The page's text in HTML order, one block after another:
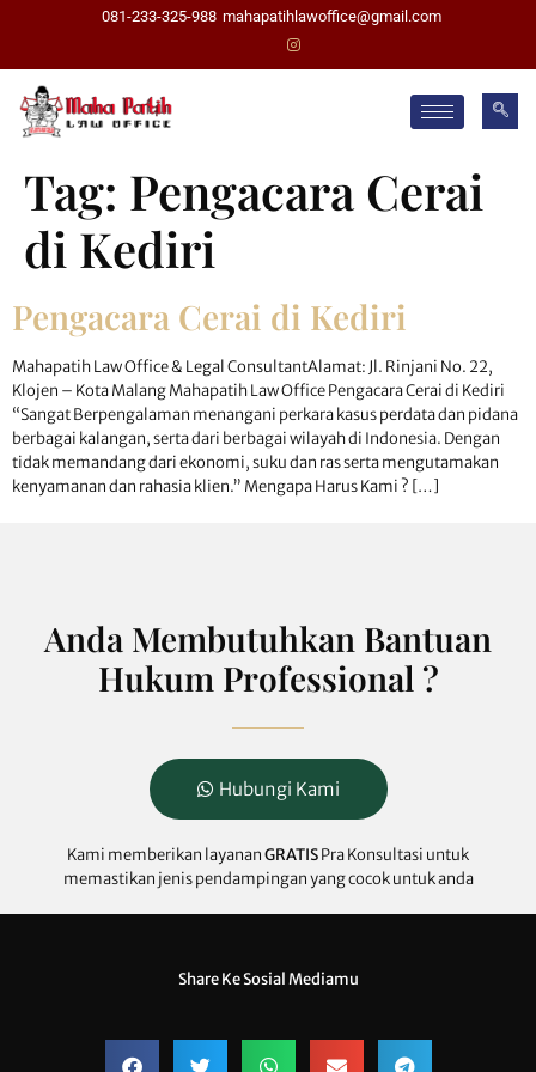
081-233-325-988 mahapatihlawoffice@gmail.com
Tag: Pengacara Cerai
di Kediri
Pengacara Cerai di Kediri
Mahapatih Law Office & Legal ConsultantAlamat: Jl. Rinjani No. 22,
Klojen – Kota Malang Mahapatih Law Office Pengacara Cerai di Kediri
“Sangat Berpengalaman menangani perkara kasus perdata dan pidana
berbagai kalangan, serta dari berbagai wilayah di Indonesia. Dengan
tidak memandang dari ekonomi, suku dan ras serta mengutamakan
kenyamanan dan rahasia klien.” Mengapa Harus Kami ? […]
Anda Membutuhkan Bantuan
Hukum Professional ?
Hubungi Kami
Kami memberikan layananGRATISPra Konsultasi untuk
memastikan jenis pendampingan yang cocok untuk anda
Share Ke Sosial Mediamu